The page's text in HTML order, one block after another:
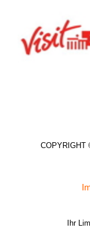
COPYRIGHT
Ihr